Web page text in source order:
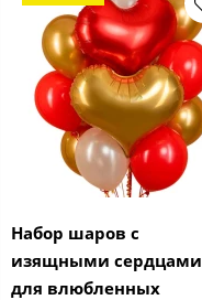
Набор шаров с
изящными сердцами
для влюбленных